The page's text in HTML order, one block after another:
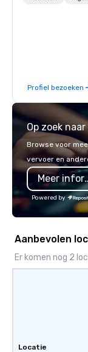
Profiel bezoeken
Op zoek
Browse voor
vervoer en
Meer
Powered by
Aanbevolen
Er komen nog 2
Locatie